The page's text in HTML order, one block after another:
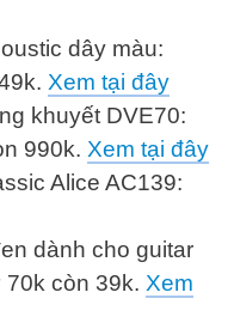
dây màu:
Xem tại đây
khuyết DVE70:
990k. Xem tại đây
Alice AC139:
dành cho guitar
còn 39k. Xem